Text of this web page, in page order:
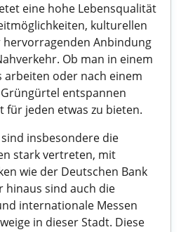
eine hohe Lebensqualität
kulturellen
Anbindung
Ob man in einem
arbeiten oder nach einem
entspannen
für jeden etwas zu bieten.
insbesondere die
stark vertreten, mit
wie der Deutschen Bank
hinaus sind auch die
internationale Messen
in dieser Stadt. Diese